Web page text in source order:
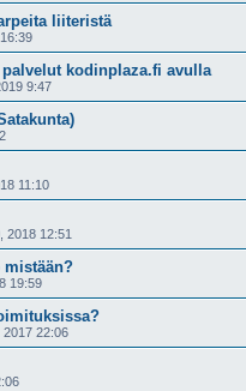
liiteristä
kodinplaza.fi avulla
9:47
11:10
2018 12:51
mistään?
19:59
22:06